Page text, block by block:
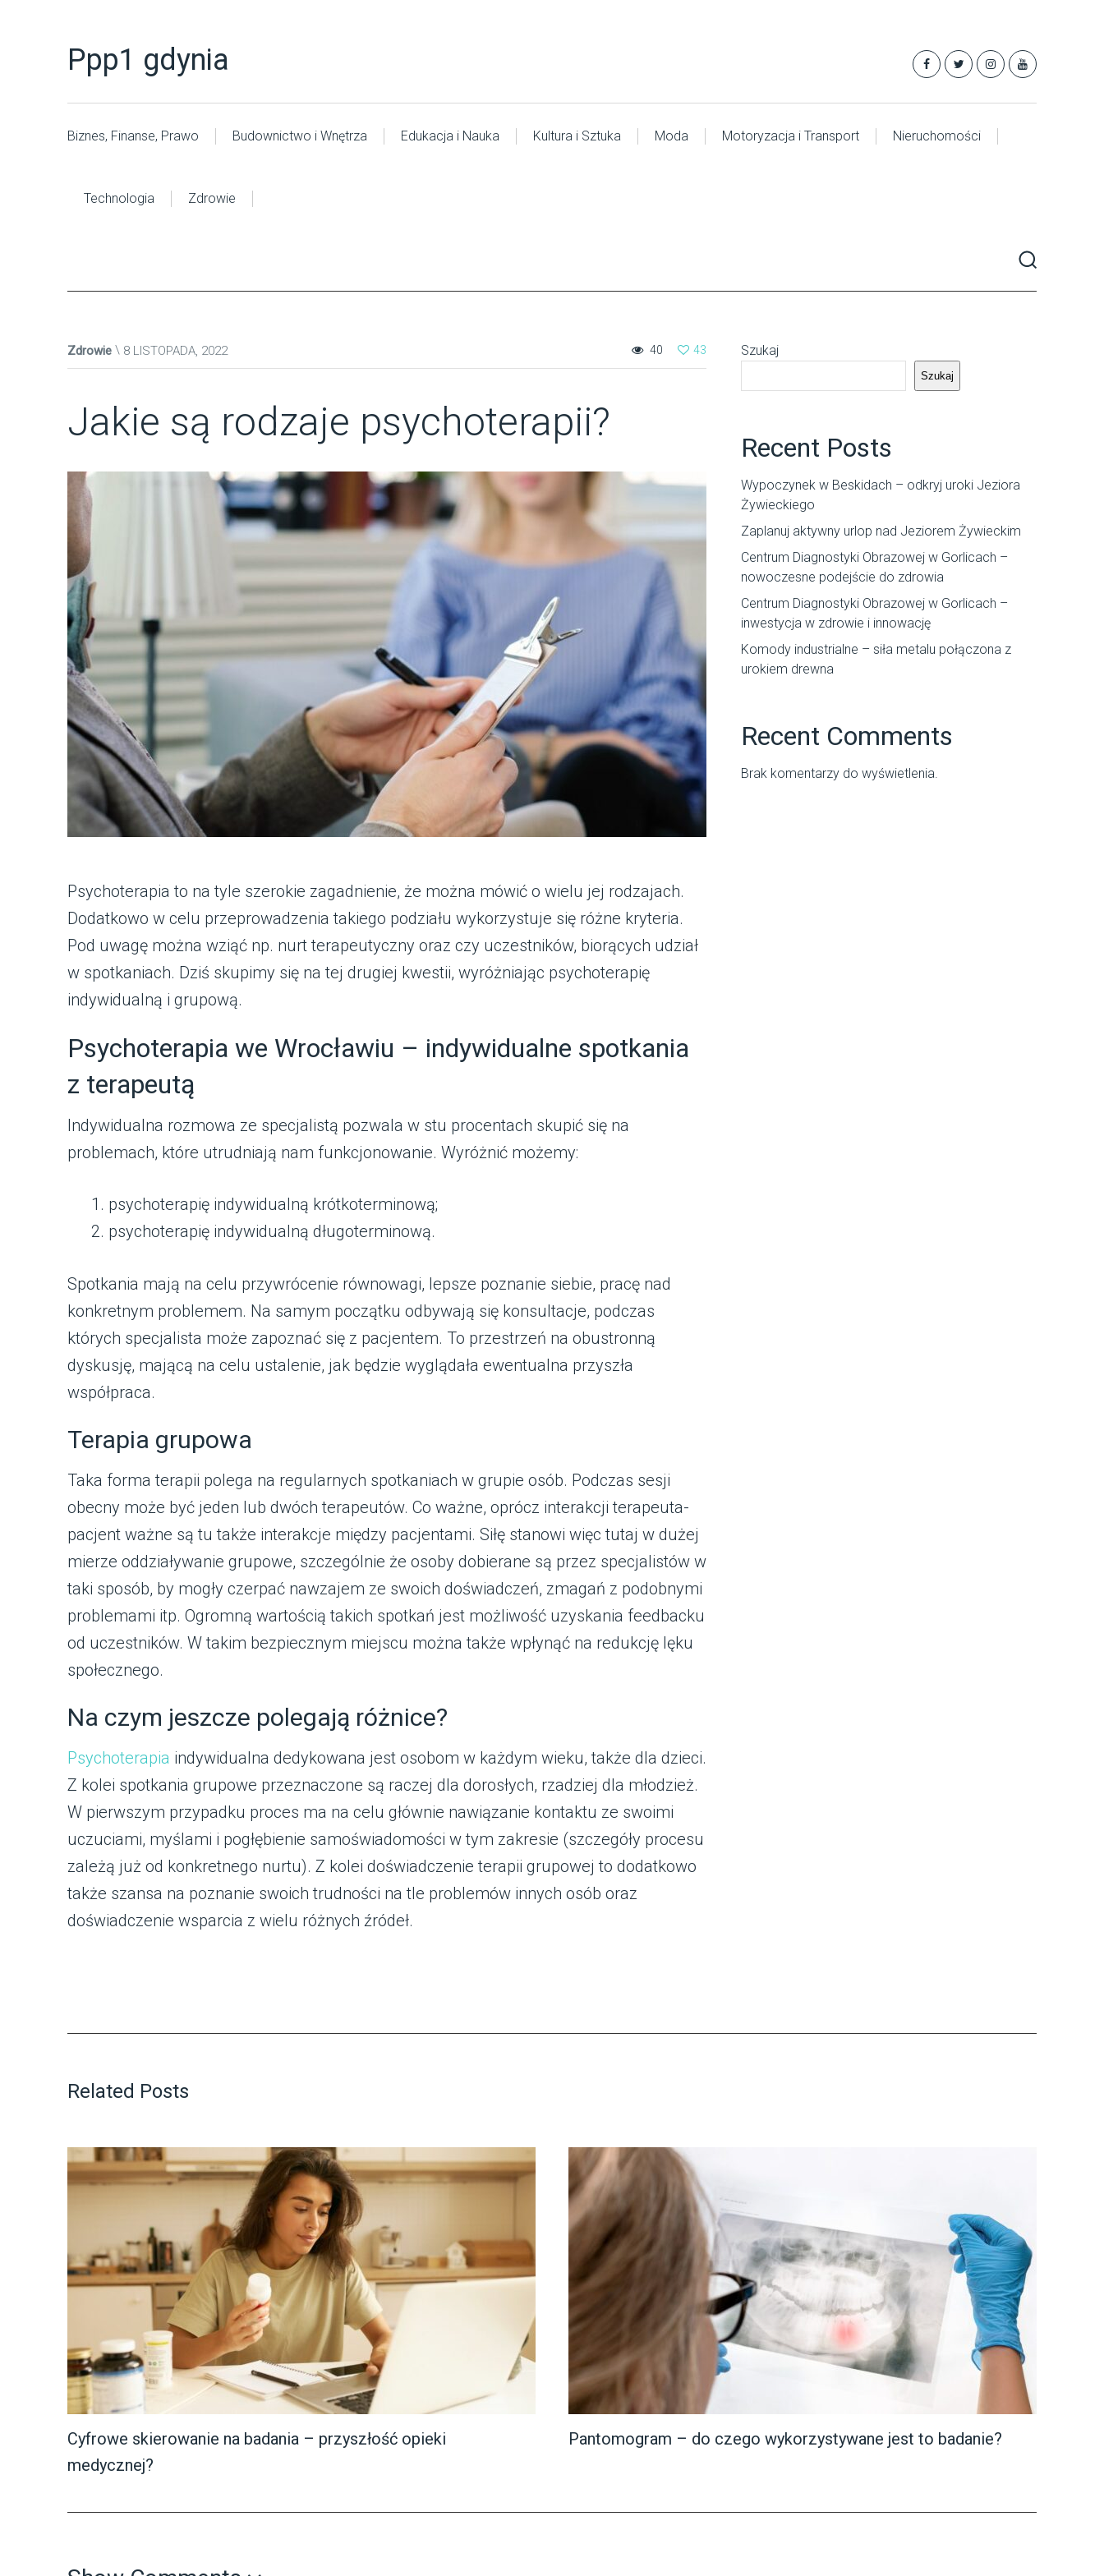
Ppp1 gdynia
Biznes, Finanse, Prawo Budownictwo i Wnętrza Edukacja i Nauka Kultura i Sztuka Moda Motoryzacja i Transport Nieruchomości
Technologia Zdrowie
Zdrowie 8 LISTOPADA, 2022 43
40
Jakie są rodzaje psychoterapii?
Psychoterapia to na tyle szerokie zagadnienie, że można mówić o wielu jej rodzajach.
Dodatkowo w celu przeprowadzenia takiego podziału wykorzystuje się różne kryteria.
Pod uwagę można wziąć np. nurt terapeutyczny oraz czy uczestników, biorących udział
w spotkaniach. Dziś skupimy się na tej drugiej kwestii, wyróżniając psychoterapię
indywidualną i grupową.
Psychoterapia we Wrocławiu – indywidualne spotkania
z terapeutą
Indywidualna rozmowa ze specjalistą pozwala w stu procentach skupić się na
problemach, które utrudniają nam funkcjonowanie. Wyróżnić możemy:
psychoterapię indywidualną krótkoterminową;
psychoterapię indywidualną długoterminową.
Spotkania mają na celu przywrócenie równowagi, lepsze poznanie siebie, pracę nad
konkretnym problemem. Na samym początku odbywają się konsultacje, podczas
których specjalista może zapoznać się z pacjentem. To przestrzeń na obustronną
dyskusję, mającą na celu ustalenie, jak będzie wyglądała ewentualna przyszła
współpraca.
Terapia grupowa
Taka forma terapii polega na regularnych spotkaniach w grupie osób. Podczas sesji
obecny może być jeden lub dwóch terapeutów. Co ważne, oprócz interakcji terapeuta-
pacjent ważne są tu także interakcje między pacjentami. Siłę stanowi więc tutaj w dużej
mierze oddziaływanie grupowe, szczególnie że osoby dobierane są przez specjalistów w
taki sposób, by mogły czerpać nawzajem ze swoich doświadczeń, zmagań z podobnymi
problemami itp. Ogromną wartością takich spotkań jest możliwość uzyskania feedbacku
od uczestników. W takim bezpiecznym miejscu można także wpłynąć na redukcję lęku
społecznego.
Na czym jeszcze polegają różnice?
Psychoterapia indywidualna dedykowana jest osobom w każdym wieku, także dla dzieci.
Z kolei spotkania grupowe przeznaczone są raczej dla dorosłych, rzadziej dla młodzież.
W pierwszym przypadku proces ma na celu głównie nawiązanie kontaktu ze swoimi
uczuciami, myślami i pogłębienie samoświadomości w tym zakresie (szczegóły procesu
zależą już od konkretnego nurtu). Z kolei doświadczenie terapii grupowej to dodatkowo
także szansa na poznanie swoich trudności na tle problemów innych osób oraz
doświadczenie wsparcia z wielu różnych źródeł.
Szukaj
Szukaj
Recent Posts
Wypoczynek w Beskidach – odkryj uroki Jeziora
Żywieckiego
Zaplanuj aktywny urlop nad Jeziorem Żywieckim
Centrum Diagnostyki Obrazowej w Gorlicach –
nowoczesne podejście do zdrowia
Centrum Diagnostyki Obrazowej w Gorlicach –
inwestycja w zdrowie i innowację
Komody industrialne – siła metalu połączona z
urokiem drewna
Recent Comments
Brak komentarzy do wyświetlenia.
Related Posts
Cyfrowe skierowanie na badania – przyszłość opieki
medycznej?
Pantomogram – do czego wykorzystywane jest to badanie?